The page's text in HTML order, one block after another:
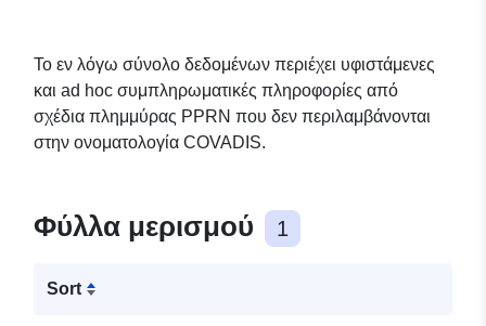
λόγω υπερχείλισης του
ποταμού Charente στην
κοινότητα Rouffiac en
Το εν λόγω σύνολο δεδομένων περιέχει υφιστάμενες
και ad hoc συμπληρωματικές πληροφορίες από
σχέδια πλημμύρας PPRN που δεν περιλαμβάνονται
στην ονοματολογία COVADIS.
Φύλλα μερισμού 1
Sort